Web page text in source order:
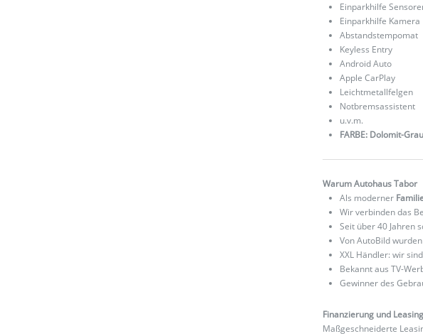
Einparkhilfe
Einparkhilfe Kamera
Abstandstempomat
Keyless Entry
Android Auto
Apple CarPlay
Leichtmetallfelgen
Notbremsassistent
u.v.m.
FARBE: Dolomit-Grau
Warum Autohaus Tabor
Als moderner
Wir verbinden das
Seit über 40 Jahren
Von AutoBild
XXL Händler: wir
Bekannt aus TV-
Gewinner des
Finanzierung und Leasing
Maßgeschneiderte